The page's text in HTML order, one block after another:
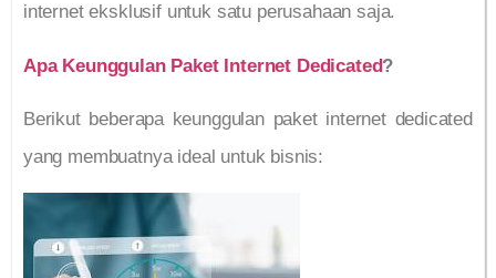
internet eksklusif untuk satu perusahaan saja.
Apa Keunggulan Paket Internet Dedicated?
Berikut beberapa keunggulan paket internet dedicated
yang membuatnya ideal untuk bisnis: